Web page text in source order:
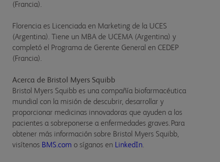
(Francia).
Florencia es Licenciada en Marketing de la UCES
(Argentina). Tiene un MBA de UCEMA (Argentina) y
completó el Programa de Gerente General en CEDEP
(Francia).
Acerca de Bristol Myers Squibb
Bristol Myers Squibb es una compañía biofarmacéutica
mundial con la misión de descubrir, desarrollar y
proporcionar medicinas innovadoras que ayuden a los
pacientes a sobreponerse a enfermedades graves. Para
obtener más información sobre Bristol Myers Squibb,
visítenos BMS.com o síganos en LinkedIn.